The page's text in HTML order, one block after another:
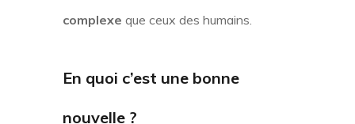
complexe que ceux des humains.
En quoi c’est une bonne
nouvelle ?